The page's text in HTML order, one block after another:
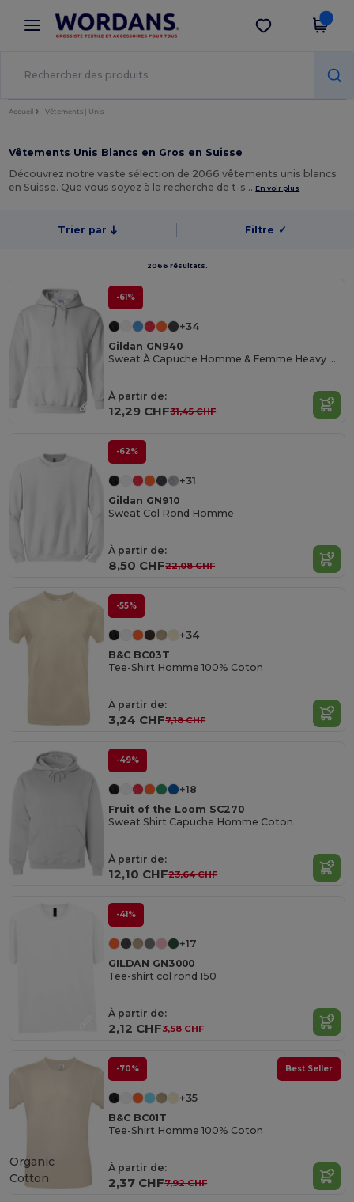
× Appli Wordans
Meilleurs prix sur l’app !
Obtenir l'appli
Accueil Vêtements | Unis
Vêtements Unis Blancs en Gros en Suisse
Découvrez notre vaste sélection de 2066 vêtements unis blancs
en Suisse. Que vous soyez à la recherche de t-s… En voir plus
Trier par Filtre ✓
2066 résultats.
-61%
+34
Gildan GN940
Sweat À Capuche Homme & Femme Heavy Blend
À partir de:
12,29 CHF31,45 CHF
-62%
+31
Gildan GN910
Sweat Col Rond Homme
À partir de:
8,50 CHF22,08 CHF
-55%
+34
B&C BC03T
Tee-Shirt Homme 100% Coton
À partir de:
3,24 CHF7,18 CHF
-49%
+18
Fruit of the Loom SC270
Sweat Shirt Capuche Homme Coton
À partir de:
12,10 CHF23,64 CHF
-41%
+17
GILDAN GN3000
Tee-shirt col rond 150
À partir de:
2,12 CHF3,58 CHF
-70% Best Seller
+35
B&C BC01T
Tee-Shirt Homme 100% Coton
À partir de:
2,37 CHF7,92 CHF
Organic
Cotton